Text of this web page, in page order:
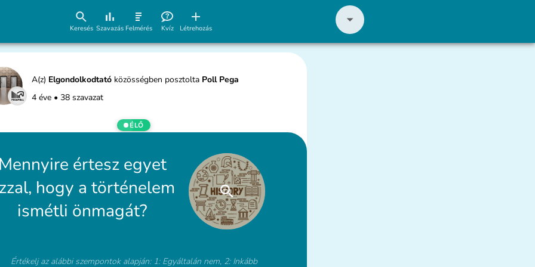
Keresés Szavazás Felmérés Kvíz Létrehozás
A(z) Elgondolkodtató közösségben posztolta Poll Pega
4 éve • 38 szavazat
ÉLŐ
értesz egyet
hogy a történelem
ismétli önmagát?
Értékelj az alábbi szempontok alapján: 1: Egyáltalán nem, 2: Inkább